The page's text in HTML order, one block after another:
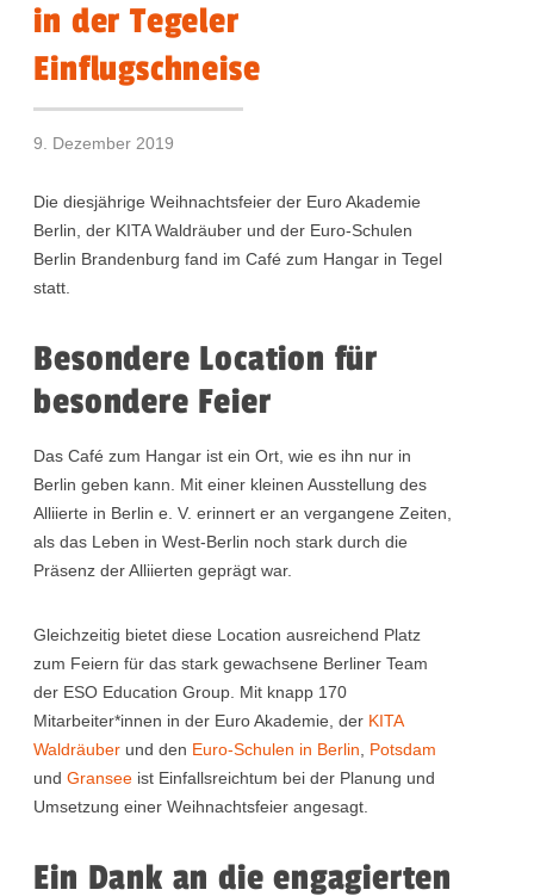
in der Tegeler
Einflugschneise
9. Dezember 2019
Die diesjährige Weihnachtsfeier der Euro Akademie
Berlin, der KITA Waldräuber und der Euro-Schulen
Berlin Brandenburg fand im Café zum Hangar in Tegel
statt.
Besondere Location für
besondere Feier
Das Café zum Hangar ist ein Ort, wie es ihn nur in
Berlin geben kann. Mit einer kleinen Ausstellung des
Alliierte in Berlin e. V. erinnert er an vergangene Zeiten,
als das Leben in West-Berlin noch stark durch die
Präsenz der Alliierten geprägt war.
Gleichzeitig bietet diese Location ausreichend Platz
zum Feiern für das stark gewachsene Berliner Team
der ESO Education Group. Mit knapp 170
Mitarbeiter*innen in der Euro Akademie, der KITA
Waldräuber und den Euro-Schulen in Berlin, Potsdam
undGransee ist Einfallsreichtum bei der Planung und
Umsetzung einer Weihnachtsfeier angesagt.
Ein Dank an die engagierten